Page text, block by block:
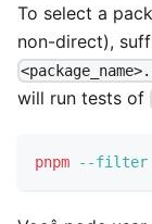
To select a
non-direct),
will run tests of
pnpm --filter